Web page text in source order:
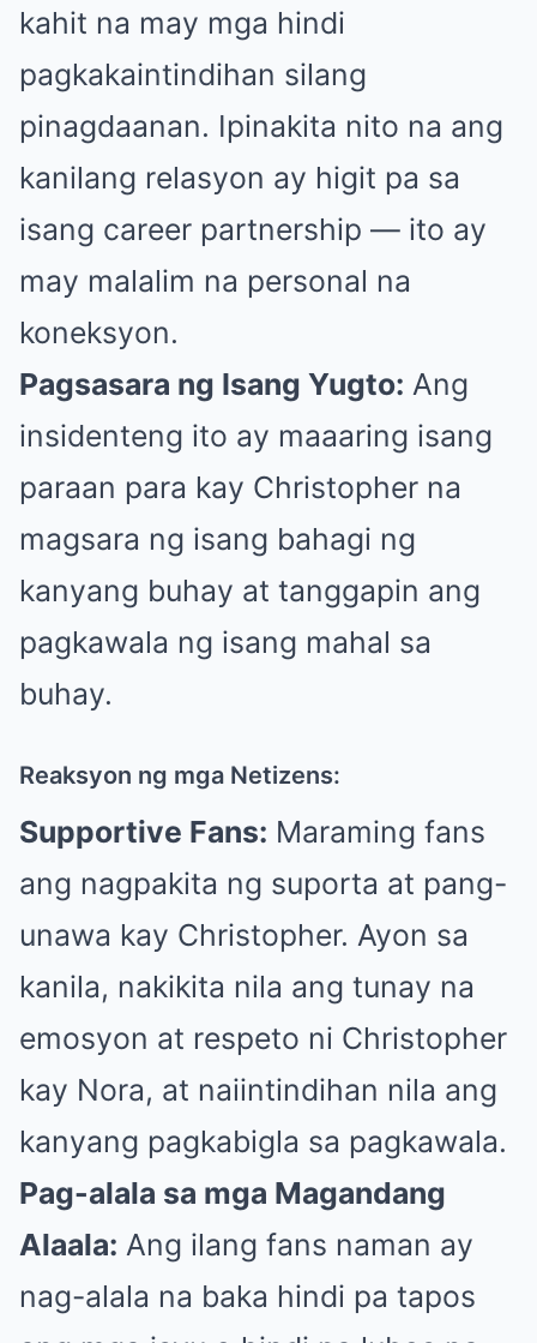
kahit na may mga hindi
pagkakaintindihan silang
pinagdaanan. Ipinakita nito na ang
kanilang relasyon ay higit pa sa
isang career partnership — ito ay
may malalim na personal na
koneksyon.
Pagsasara ng Isang Yugto: Ang
insidenteng ito ay maaaring isang
paraan para kay Christopher na
magsara ng isang bahagi ng
kanyang buhay at tanggapin ang
pagkawala ng isang mahal sa
buhay.
Reaksyon ng mga Netizens:
Supportive Fans: Maraming fans
ang nagpakita ng suporta at pang-
unawa kay Christopher. Ayon sa
kanila, nakikita nila ang tunay na
emosyon at respeto ni Christopher
kay Nora, at naiintindihan nila ang
kanyang pagkabigla sa pagkawala.
Pag-alala sa mga Magandang
Alaala: Ang ilang fans naman ay
nag-alala na baka hindi pa tapos